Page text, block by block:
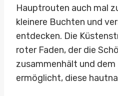
Hauptrouten auch mal
kleinere Buchten und
entdecken. Die
roter Faden, der die
zusammenhält und dem
ermöglicht, diese